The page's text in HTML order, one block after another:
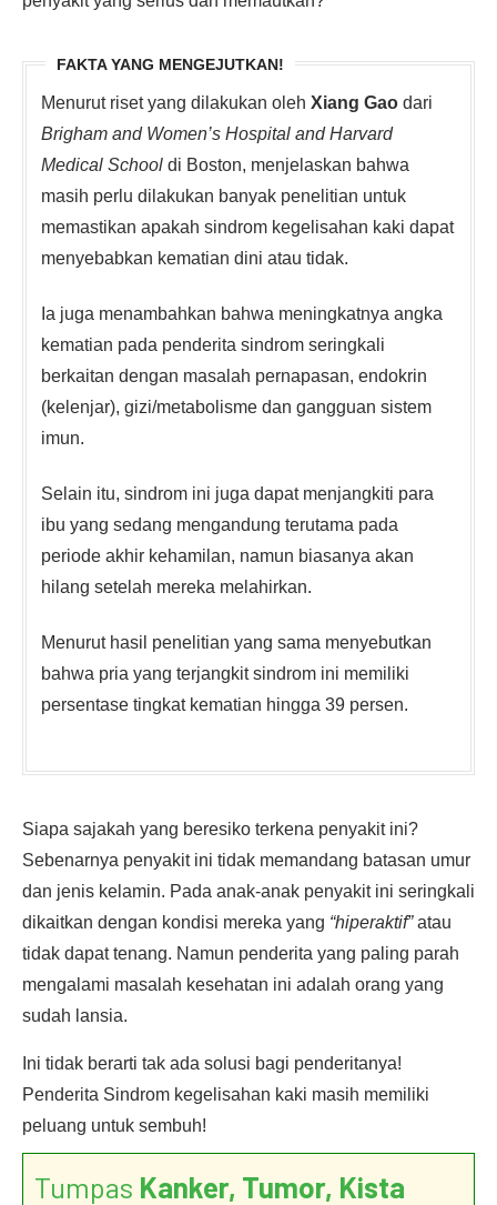
FAKTA YANG MENGEJUTKAN!
Menurut riset yang dilakukan oleh Xiang Gao dari
Brigham and Women’s Hospital and Harvard
Medical School di Boston, menjelaskan bahwa
masih perlu dilakukan banyak penelitian untuk
memastikan apakah sindrom kegelisahan kaki dapat
menyebabkan kematian dini atau tidak.
Ia juga menambahkan bahwa meningkatnya angka
kematian pada penderita sindrom seringkali
berkaitan dengan masalah pernapasan, endokrin
(kelenjar), gizi/metabolisme dan gangguan sistem
imun.
Selain itu, sindrom ini juga dapat menjangkiti para
ibu yang sedang mengandung terutama pada
periode akhir kehamilan, namun biasanya akan
hilang setelah mereka melahirkan.
Menurut hasil penelitian yang sama menyebutkan
bahwa pria yang terjangkit sindrom ini memiliki
persentase tingkat kematian hingga 39 persen.
Siapa sajakah yang beresiko terkena penyakit ini?
Sebenarnya penyakit ini tidak memandang batasan umur
dan jenis kelamin. Pada anak-anak penyakit ini seringkali
dikaitkan dengan kondisi mereka yang “hiperaktif”atau
tidak dapat tenang. Namun penderita yang paling parah
mengalami masalah kesehatan ini adalah orang yang
sudah lansia.
Ini tidak berarti tak ada solusi bagi penderitanya!
Penderita Sindrom kegelisahan kaki masih memiliki
peluang untuk sembuh!
Tumpas Kanker, Tumor, Kista